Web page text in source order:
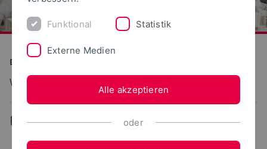
Detmolder Schule für Gestaltung
Wohnmedizin
... Team
Funktional Statistik
Externe Medien
Alle akzeptieren
oder